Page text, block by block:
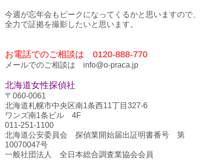
今週が忘年会もピークになってくるかと思いますので、
全力で証拠を撮影したいと思います。
お電話でのご相談は 0120-888-770
メールでのご相談は info@o-praca.jp
北海道女性探偵社
〒060-0061
北海道札幌市中央区南1条西11丁目327-6
ワンズ南1条ビル 4F
011-251-1100
北海道公安委員会 探偵業開始届出証明書番号 第
10070047号
一般社団法人 全日本総合調査業協会会員